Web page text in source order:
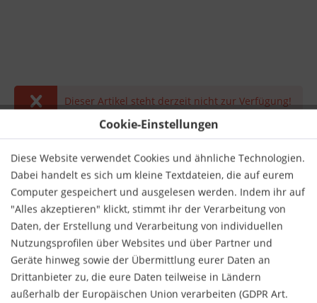
Cookie-Einstellungen
Diese Website verwendet Cookies und ähnliche Technologien.
Dabei handelt es sich um kleine Textdateien, die auf eurem
Computer gespeichert und ausgelesen werden. Indem ihr auf
"Alles akzeptieren" klickt, stimmt ihr der Verarbeitung von
Daten, der Erstellung und Verarbeitung von individuellen
Nutzungsprofilen über Websites und über Partner und
Geräte hinweg sowie der Übermittlung eurer Daten an
Drittanbieter zu, die eure Daten teilweise in Ländern
außerhalb der Europäischen Union verarbeiten (GDPR Art.
Dieser Artikel steht derzeit nicht zur Verfügung!
inkl. MwSt. zzgl. Versandkosten
Derzeit nicht lieferbar.
Merken Bewerten